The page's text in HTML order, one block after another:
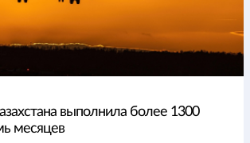
выполнила более 1300
месяцев